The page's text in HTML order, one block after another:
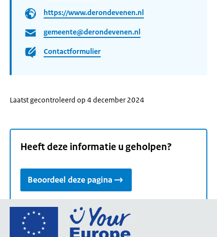
https://www.derondevenen.nl
gemeente@derondevenen.nl
Contactformulier
Laatst gecontroleerd op 4 december 2024
Heeft deze informatie u geholpen?
Beoordeel deze pagina
Ga